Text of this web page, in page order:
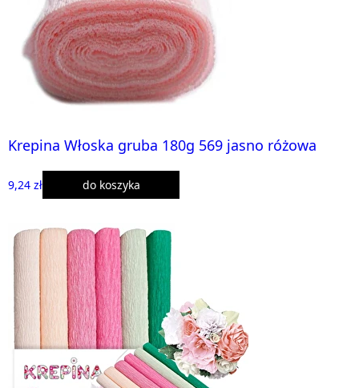
Krepina Włoska gruba 180g 569 jasno różowa
9,24 zł do koszyka